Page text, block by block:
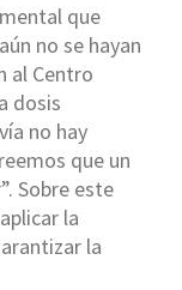
que
no se hayan
al Centro
dosis
no hay
que un
Sobre este
la
la